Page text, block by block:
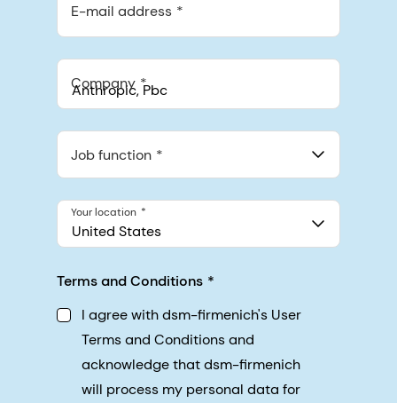
E-mail address
Company
548 Market St Pmb 90375, San Francisco, California, US
Job function
United States
Your location
Terms and Conditions
I agree with dsm-firmenich's User
Terms and Conditions and
acknowledge that dsm-firmenich
will process my personal data for